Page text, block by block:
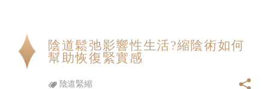
陰道鬆弛影響性生活?縮陰術如何
幫助恢復緊實感
陰道緊縮